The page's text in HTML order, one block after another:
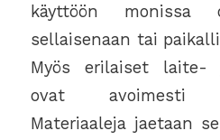
käyttöön monissa
sellaisenaan tai
Myös erilaiset laite-
ovat avoimesti
Materiaaleja jaetaan